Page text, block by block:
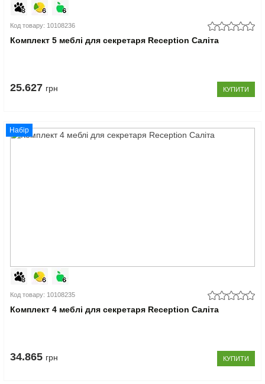
Код товару: 10108236
Комплект 5 меблі для секретаря Reception Саліта
25.627 грн КУПИТИ
Набір
Код товару: 10108235
Комплект 4 меблі для секретаря Reception Саліта
34.865 грн КУПИТИ